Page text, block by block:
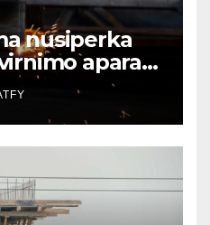
nusiperka
aparatą